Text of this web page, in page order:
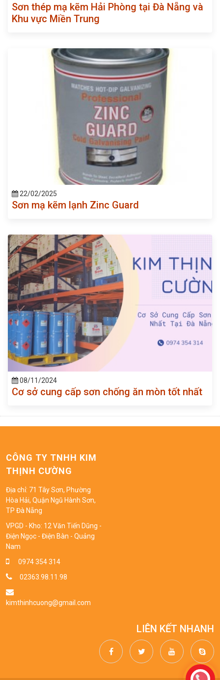
Sơn thép mạ kẽm Hải Phòng tại Đà Nẵng và
Khu vực Miền Trung
22/02/2025
Sơn mạ kẽm lạnh Zinc Guard
08/11/2024
Cơ sở cung cấp sơn chống ăn mòn tốt nhất
CÔNG TY TNHH KIM
THỊNH CƯỜNG
Địa chỉ: 71 Tây Sơn, Phường
Hòa Hải, Quận Ngũ Hành Sơn,
TP Đà Nẵng
VPGD - Kho: 12 Văn Tiến Dũng -
Điện Ngọc - Điện Bàn - Quảng
Nam
0974 354 314
02363.98.11.98
kimthinhcuong@gmail.com
LIÊN KẾT NHANH